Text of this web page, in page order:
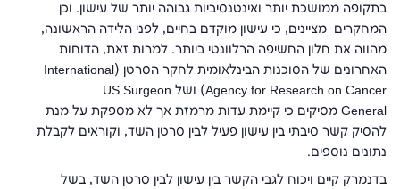
בתקופה ממושכת יותר ואינטנסיביות גבוהה יותר של עישון. וכן
המחקרים מציינים, כי עישון מוקדם בחיים, לפני הלידה הראשונה,
מהווה את חלון החשיפה הרלוונטי ביותר. למרות זאת, הדוחות
האחרונים של הסוכנות הבינלאומית לחקר הסרטן ( International
Agency for Research on Cancer) ושל US Surgeon
General מסיקים כי קיימת עדות מרמזת אך לא מספקת על מנת
להסיק קשר סיבתי בין עישון פעיל לבין סרטן השד, וקוראים לקבלת
נתונים נוספים.
בדנמרק קיים ויכוח לגבי הקשר בין עישון לבין סרטן השד, בשל